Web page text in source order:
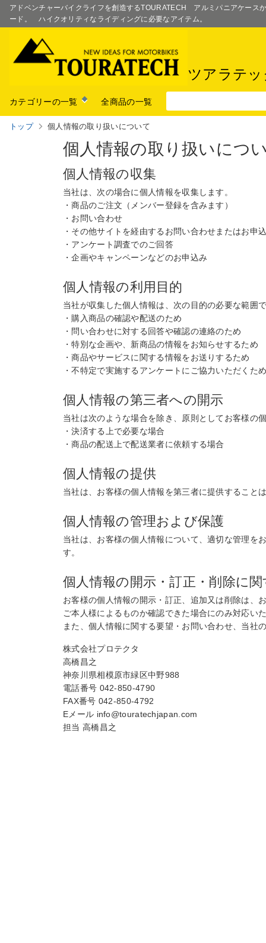
アドベンチャーバイクライフを創造するTOURATECH アルミパニアケース
ード。 ハイクオリティなライディングに必要なアイテム。
ツアラテ
カテゴリーの一覧 全商品の一覧
トップ 個人情報の取り扱いについて
個人情報の取り扱いにつ
個人情報の収集
当社は、次の場合に個人情報を収集します。
・商品のご注文（メンバー登録を含みます）
・お問い合わせ
・その他サイトを経由するお問い合わせまたはお申
・アンケート調査でのご回答
・企画やキャンペーンなどのお申込み
個人情報の利用目的
当社が収集した個人情報は、次の目的の必要な範囲
・購入商品の確認や配送のため
・問い合わせに対する回答や確認の連絡のため
・特別な企画や、新商品の情報をお知らせするため
・商品やサービスに関する情報をお送りするため
・不特定で実施するアンケートにご協力いただくた
個人情報の第三者への開示
当社は次のような場合を除き、原則としてお客様の
・決済する上で必要な場合
・商品の配送上で配送業者に依頼する場合
個人情報の提供
当社は、お客様の個人情報を第三者に提供すること
個人情報の管理および保護
当社は、お客様の個人情報について、適切な管理を
す。
個人情報の開示・訂正・削除に
お客様の個人情報の開示・訂正、追加又は削除は、
ご本人様によるものか確認できた場合にのみ対応い
また、個人情報に関する要望・お問い合わせ、当社
株式会社プロテクタ
高橋昌之
神奈川県相模原市緑区中野988
電話番号 042-850-4790
FAX番号 042-850-4792
Eメール info@touratechjapan.com
担当 高橋昌之